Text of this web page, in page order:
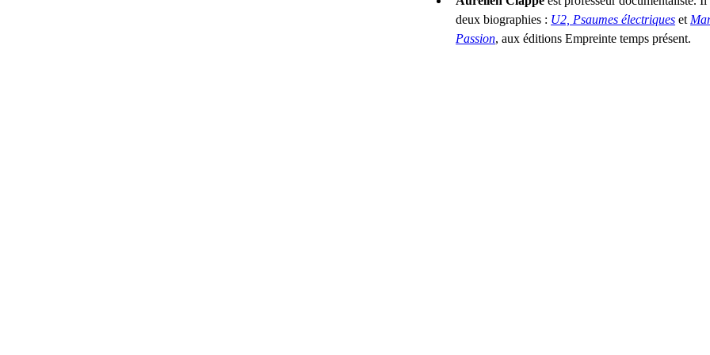
deux biographies : U2, Psaumes électriques et
Passion, aux éditions Empreinte temps présent.